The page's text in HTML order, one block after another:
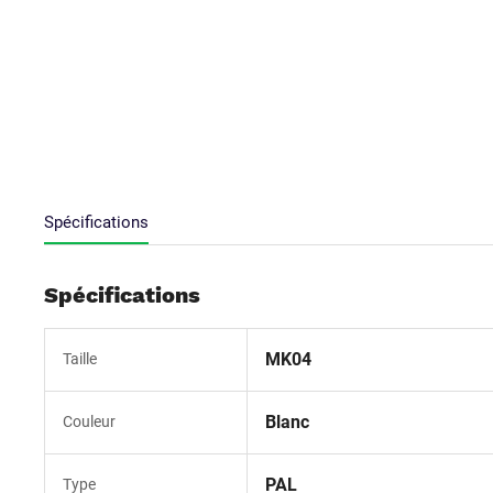
Spécifications
Spécifications
Taille MK04
Couleur Blanc
Type PAL